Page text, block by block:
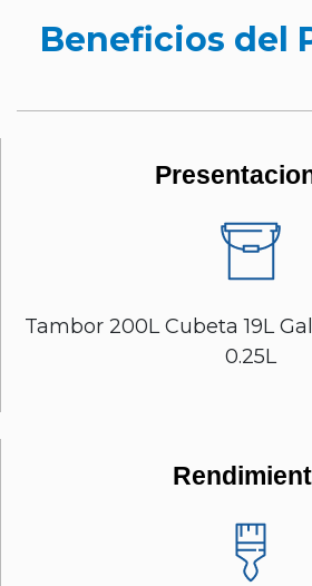
Beneficios del
Tambor 200L Cubeta 19L
0.25L